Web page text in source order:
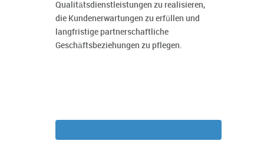
Qualitätsdienstleistungen zu realisieren,
die Kundenerwartungen zu erfüllen und
langfristige partnerschaftliche
Geschäftsbeziehungen zu pflegen.